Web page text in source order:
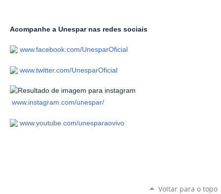
Acompanhe a Unespar nas redes sociais
www.facebook.com/UnesparOficial
www.twitter.com/UnesparOficial
www.instagram.com/unespar/
www.youtube.com/unesparaovivo
Voltar para o topo